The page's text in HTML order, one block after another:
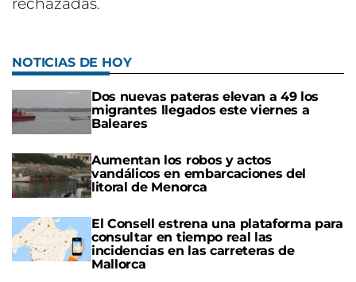
NOTICIAS DE HOY
Dos nuevas pateras elevan a 49 los
migrantes llegados este viernes a
Baleares
Aumentan los robos y actos
vandálicos en embarcaciones del
litoral de Menorca
El Consell estrena una plataforma para
consultar en tiempo real las
incidencias en las carreteras de
Mallorca